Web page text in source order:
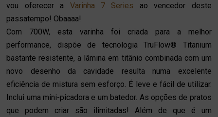
vou oferecer a Varinha 7 Series ao vencedor deste
passatempo! Obaaaa!
Com 700W, esta varinha foi criada para a melhor
performance, dispõe de tecnologia TruFlow® Titanium
bastante resistente, a lâmina em titânio combinada com um
novo desenho da cavidade resulta numa excelente
eficiência de mistura sem esforço. É leve e fácil de utilizar.
Inclui uma mini-picadora e um batedor. As opções de pratos
que podem criar são ilimitadas! Além de que é um